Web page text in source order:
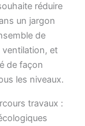
réduire
un jargon
de
ventilation, et
de façon
les niveaux.
travaux :